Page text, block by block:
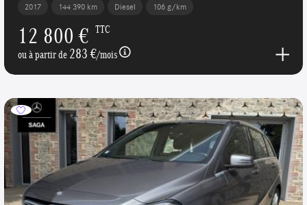
2017 144 390 km Diesel 106 g/km
12 800 € TTC
ou à partir de283 €/mois